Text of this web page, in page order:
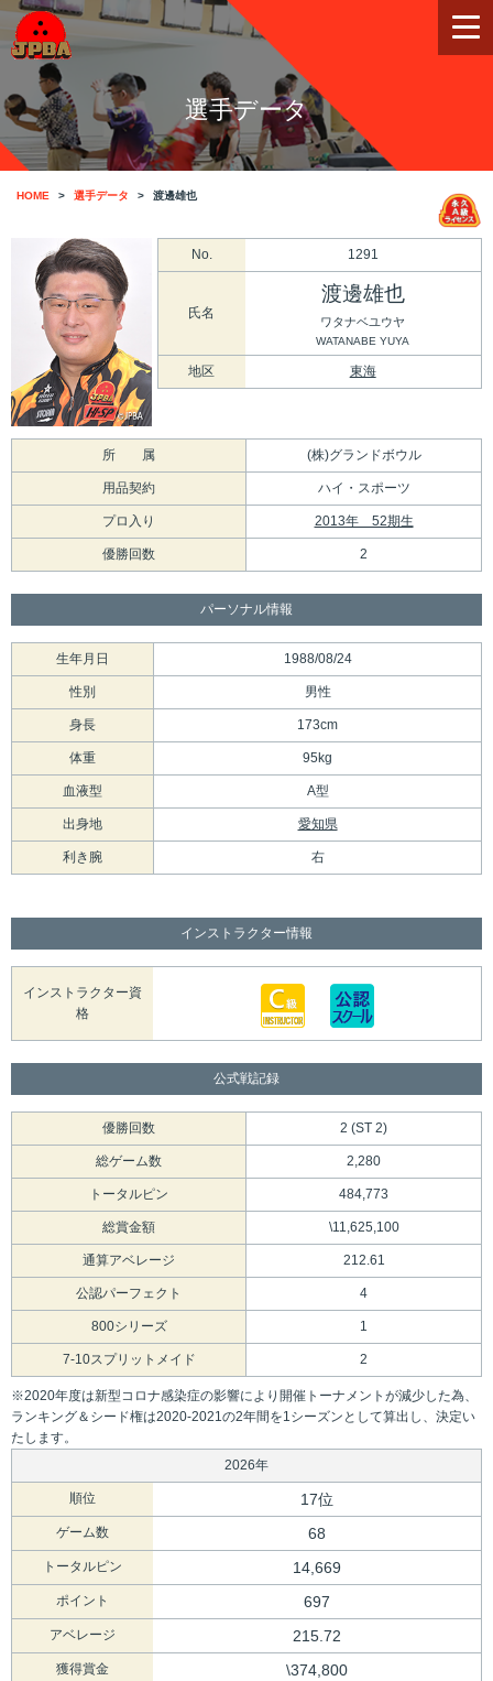
選手データ
HOME 選手データ 渡邊雄也
No. 1291
氏名
渡邊雄也
ワタナベユウヤ
WATANABE YUYA
地区 東海
所 属 (株)グランドボウル
用品契約 ハイ・スポーツ
プロ入り 2013年 52期生
優勝回数 2
パーソナル情報
生年月日 1988/08/24
性別 男性
身長 173cm
体重 95kg
血液型 A型
出身地 愛知県
利き腕 右
インストラクター情報
インストラクター資
格
公式戦記録
優勝回数 2 (ST 2)
総ゲーム数 2,280
トータルピン 484,773
総賞金額 \11,625,100
通算アベレージ 212.61
公認パーフェクト 4
800シリーズ 1
7-10スプリットメイド 2
※2020年度は新型コロナ感染症の影響により開催トーナメントが減少した為、
ランキング＆シード権は2020-2021の2年間を1シーズンとして算出し、決定い
たします。
2026年
順位 17位
ゲーム数 68
トータルピン 14,669
ポイント 697
アベレージ 215.72
獲得賞金 \374,800